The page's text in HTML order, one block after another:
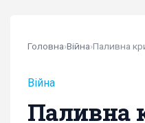
Головна›Війна›
Війна
Паливна